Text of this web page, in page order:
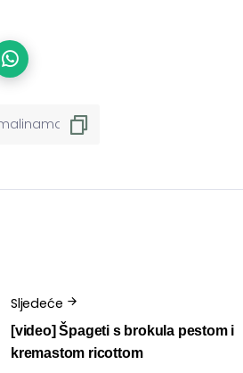
Sljedeće
[video] Špageti s brokula pestom i
kremastom ricottom